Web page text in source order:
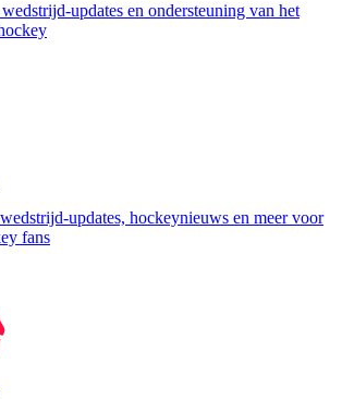
updates en ondersteuning van het
updates, hockeynieuws en meer voor
fans